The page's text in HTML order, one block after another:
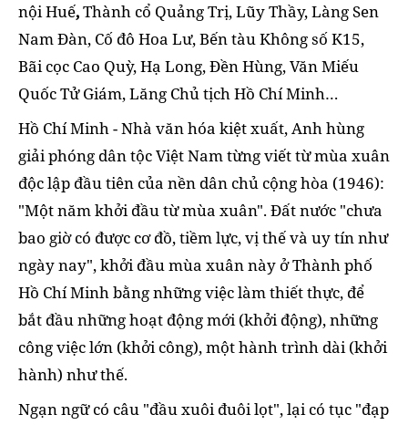
nội Huế,Thành cổ Quảng Trị, Lũy Thầy, Làng Sen
Nam Đàn, Cố đô Hoa Lư, Bến tàu Không số K15,
Bãi cọc Cao Quỳ, Hạ Long, Đền Hùng, Văn Miếu
Quốc Tử Giám, Lăng Chủ tịch Hồ Chí Minh…
Hồ Chí Minh - Nhà văn hóa kiệt xuất, Anh hùng
giải phóng dân tộc Việt Nam từng viết từ mùa xuân
độc lập đầu tiên của nền dân chủ cộng hòa (1946):
"Một năm khởi đầu từ mùa xuân". Đất nước "chưa
bao giờ có được cơ đồ, tiềm lực, vị thế và uy tín như
ngày nay", khởi đầu mùa xuân này ở Thành phố
Hồ Chí Minh bằng những việc làm thiết thực, để
bắt đầu những hoạt động mới (khởi động), những
công việc lớn (khởi công), một hành trình dài (khởi
hành) như thế.
Ngạn ngữ có câu "đầu xuôi đuôi lọt", lại có tục "đạp